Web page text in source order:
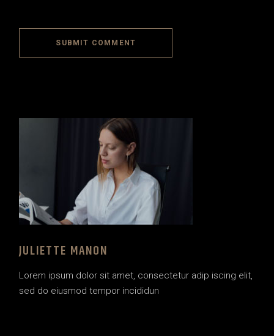
SUBMIT COMMENT
JULIETTE MANON
Lorem ipsum dolor sit amet, consectetur adip iscing elit,
sed do eiusmod tempor incididun